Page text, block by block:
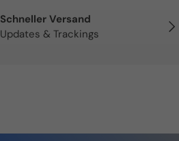
Schneller Versand
Updates & Trackings